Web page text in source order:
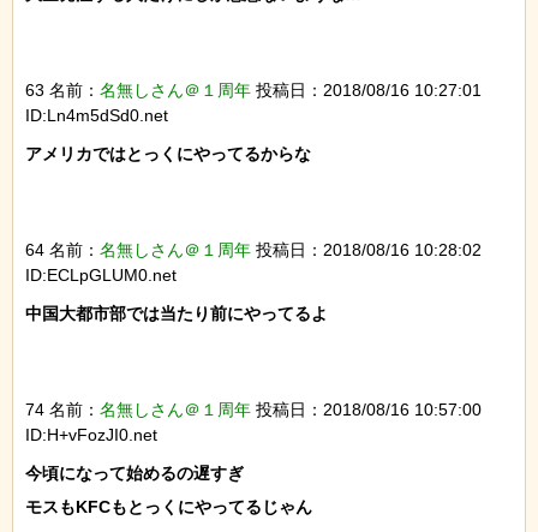
63 名前： 名無しさん＠１周年 投稿日：2018/08/16 10:27:01
ID:Ln4m5dSd0.net
アメリカではとっくにやってるからな
64 名前： 名無しさん＠１周年 投稿日：2018/08/16 10:28:02
ID:ECLpGLUM0.net
中国大都市部では当たり前にやってるよ
74 名前： 名無しさん＠１周年 投稿日：2018/08/16 10:57:00
ID:H+vFozJI0.net
今頃になって始めるの遅すぎ
モスもKFCもとっくにやってるじゃん